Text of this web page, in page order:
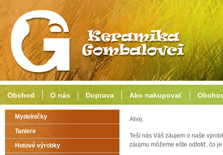
Ahoj.
Teší nás Váš záujem o naše
záujmu môžeme ešte odfotiť, čo
Mydelničky
Taniere
Hotové výrobky
Obchod O nás Doprava Ako nakupovať